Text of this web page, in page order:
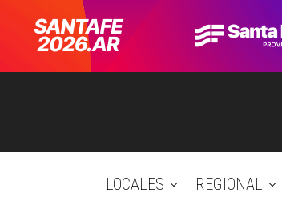
LOCALES REGIONAL